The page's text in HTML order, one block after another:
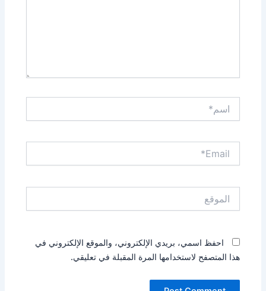
احفظ اسمي، بريدي الإلكتروني، والموقع الإلكتروني في
هذا المتصفح لاستخدامها المرة المقبلة في تعليقي.